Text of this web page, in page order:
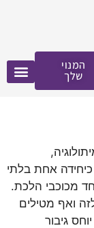
המנוי
שלך
אחת בלתי
מכוכבי הלכת.
ואף מטילים
גיבור